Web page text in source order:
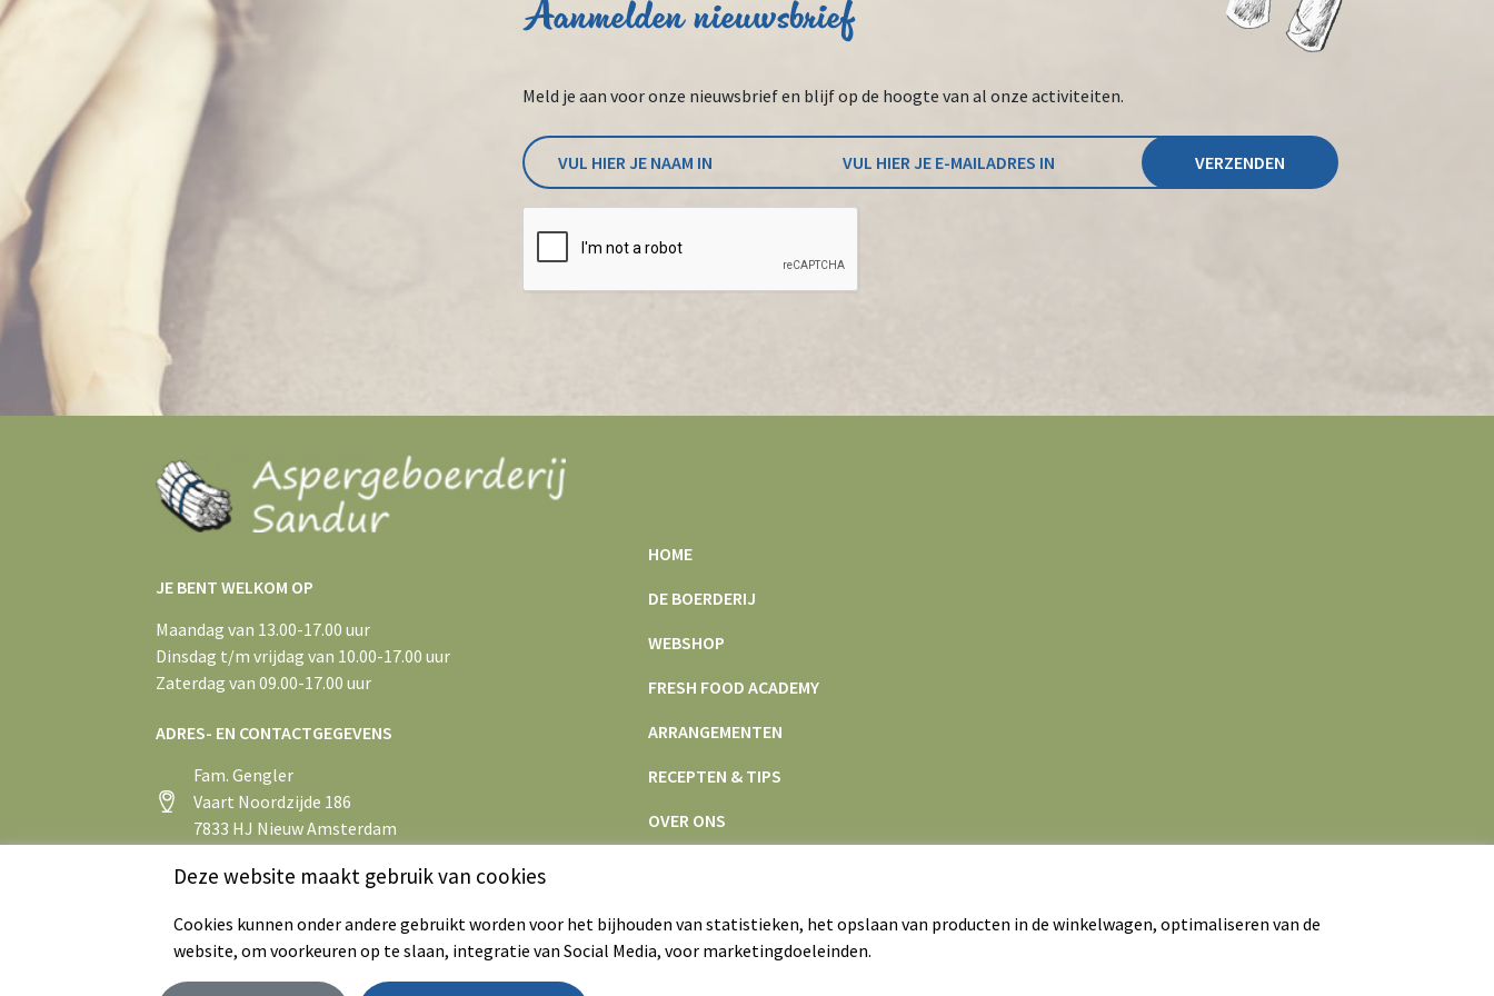
Aanmelden nieuwsbrief
Meld je aan voor onze nieuwsbrief en blijf op de hoogte van al onze activiteiten.
JE BENT WELKOM OP
Maandag van 13.00-17.00 uur
Dinsdag t/m vrijdag van 10.00-17.00 uur
Zaterdag van 09.00-17.00 uur
ADRES- EN CONTACTGEGEVENS
Fam. Gengler
Vaart Noordzijde 186
7833 HJ Nieuw Amsterdam
+31 (0)591 55 43 75
HOME
DE BOERDERIJ
WEBSHOP
FRESH FOOD ACADEMY
ARRANGEMENTEN
RECEPTEN & TIPS
OVER ONS
Deze website maakt gebruik van cookies
Cookies kunnen onder andere gebruikt worden voor het bijhouden van statistieken, het opslaan van producten in de winkelwagen, optimaliseren van de
website, om voorkeuren op te slaan, integratie van Social Media, voor marketingdoeleinden.